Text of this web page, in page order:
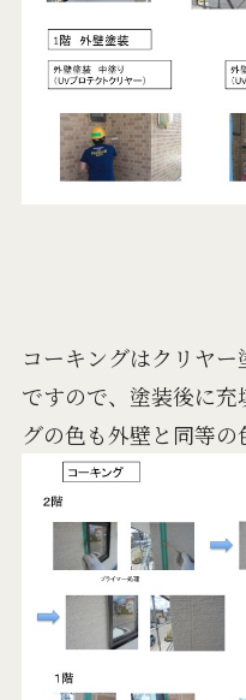
コーキングはクリヤ
ですので、塗装後に
グの色も外壁と同等の